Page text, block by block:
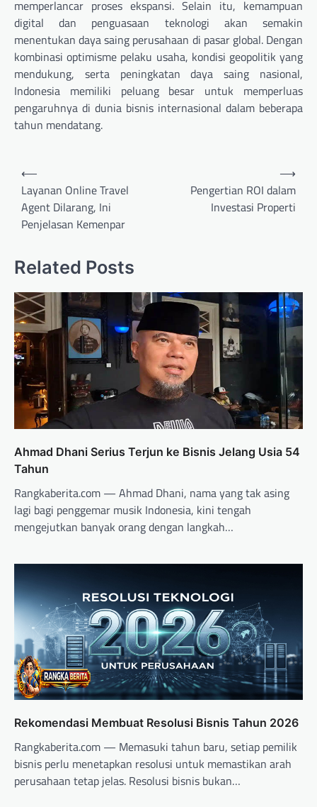
memperlancar proses ekspansi. Selain itu, kemampuan
digital dan penguasaan teknologi akan semakin
menentukan daya saing perusahaan di pasar global. Dengan
kombinasi optimisme pelaku usaha, kondisi geopolitik yang
mendukung, serta peningkatan daya saing nasional,
Indonesia memiliki peluang besar untuk memperluas
pengaruhnya di dunia bisnis internasional dalam beberapa
tahun mendatang.
Navigasi
pos
⟵
Layanan Online Travel
Agent Dilarang, Ini
Penjelasan Kemenpar
Pengertian ROI dalam
Investasi Properti
⟶
Related Posts
Ahmad Dhani Serius Terjun ke Bisnis Jelang Usia 54
Tahun
Rangkaberita.com — Ahmad Dhani, nama yang tak asing
lagi bagi penggemar musik Indonesia, kini tengah
mengejutkan banyak orang dengan langkah…
Rekomendasi Membuat Resolusi Bisnis Tahun 2026
Rangkaberita.com — Memasuki tahun baru, setiap pemilik
bisnis perlu menetapkan resolusi untuk memastikan arah
perusahaan tetap jelas. Resolusi bisnis bukan…